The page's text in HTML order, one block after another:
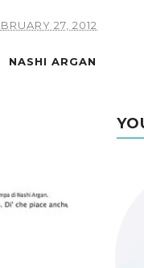
27, 2012
NASHI ARGAN